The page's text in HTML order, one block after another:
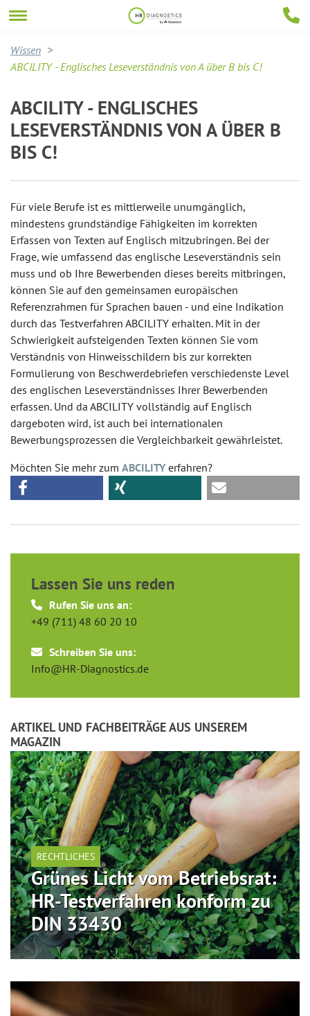
Wissen
ABCILITY - Englisches Leseverständnis von A über B bis C!
ABCILITY - ENGLISCHES
LESEVERSTÄNDNIS VON A ÜBER B
BIS C!
Für viele Berufe ist es mittlerweile unumgänglich,
mindestens grundständige Fähigkeiten im korrekten
Erfassen von Texten auf Englisch mitzubringen. Bei der
Frage, wie umfassend das englische Leseverständnis sein
muss und ob Ihre Bewerbenden dieses bereits mitbringen,
können Sie auf den gemeinsamen europäischen
Referenzrahmen für Sprachen bauen - und eine Indikation
durch das Testverfahren ABCILITY erhalten. Mit in der
Schwierigkeit aufsteigenden Texten können Sie vom
Verständnis von Hinweisschildern bis zur korrekten
Formulierung von Beschwerdebriefen verschiedenste Level
des englischen Leseverständnisses Ihrer Bewerbenden
erfassen. Und da ABCILITY vollständig auf Englisch
dargeboten wird, ist auch bei internationalen
Bewerbungsprozessen die Vergleichbarkeit gewährleistet.
Möchten Sie mehr zum ABCILITYerfahren?
Lassen Sie uns reden
Rufen Sie uns an:
+49 (711) 48 60 20 10
Schreiben Sie uns:
Info@HR-Diagnostics.de
ARTIKEL UND FACHBEITRÄGE AUS UNSEREM
MAGAZIN
RECHTLICHES
Grünes Licht vom Betriebsrat:
HR-Testverfahren konform zu
DIN 33430